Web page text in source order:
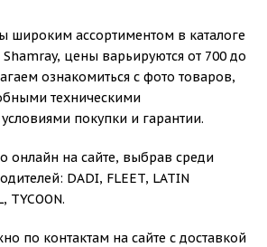
широким ассортиментом в каталоге
цены варьируются от 700 до
ознакомиться с фото товаров,
техническими
покупки и гарантии.
онлайн на сайте, выбрав среди
DADI, FLEET, LATIN
TYCOON.
по контактам на сайте с доставкой